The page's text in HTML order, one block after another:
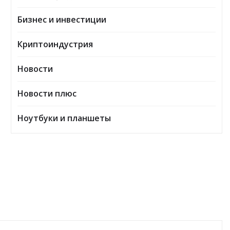
Бизнес и инвестиции
Криптоиндустрия
Новости
Новости плюс
Ноутбуки и планшеты